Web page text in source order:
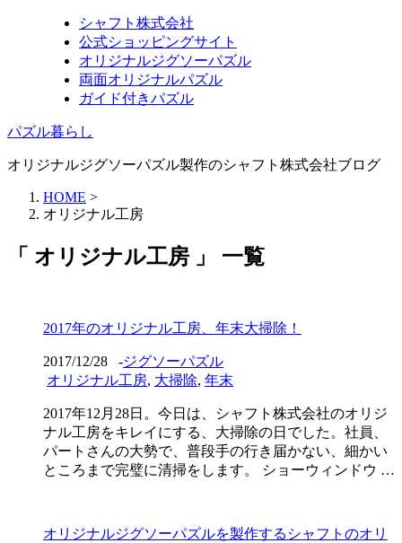
シャフト株式会社
公式ショッピングサイト
オリジナルジグソーパズル
両面オリジナルパズル
ガイド付きパズル
パズル暮らし
オリジナルジグソーパズル製作のシャフト株式会社ブログ
HOME >
オリジナル工房
「 オリジナル工房 」 一覧
2017年のオリジナル工房、年末大掃除！
2017/12/28 -ジグソーパズル
オリジナル工房, 大掃除, 年末
2017年12月28日。今日は、シャフト株式会社のオリジ
ナル工房をキレイにする、大掃除の日でした。社員、
パートさんの大勢で、普段手の行き届かない、細かい
ところまで完璧に清掃をします。 ショーウィンドウ …
オリジナルジグソーパズルを製作するシャフトのオリ